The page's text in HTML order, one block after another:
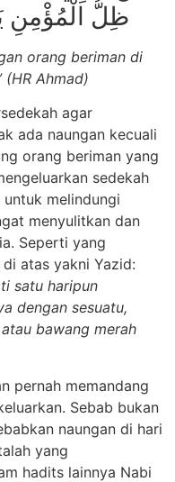
ظِلُّ الْمُؤْمِنِ
orang beriman di
(HR Ahmad)
agar
ada naungan kecuali
orang beriman yang
sedekah
melindungi
menyulitkan dan
Seperti yang
atas yakni Yazid:
satu haripun
dengan sesuatu,
bawang merah
pernah memandang
Sebab bukan
naungan di hari
yang
hadits lainnya Nabi